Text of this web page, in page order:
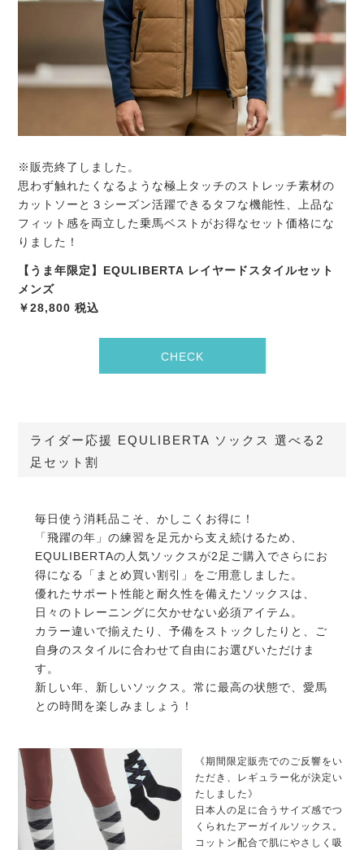
※販売終了しました。
思わず触れたくなるような極上タッチのストレッチ素材の
カットソーと３シーズン活躍できるタフな機能性、上品な
フィット感を両立した乗馬ベストがお得なセット価格にな
りました！
【うま年限定】EQULIBERTA レイヤードスタイルセット
メンズ
￥28,800 税込
CHECK
ライダー応援 EQULIBERTA ソックス 選べる2
足セット割
毎日使う消耗品こそ、かしこくお得に！
「飛躍の年」の練習を足元から支え続けるため、
EQULIBERTAの人気ソックスが2足ご購入でさらにお
得になる「まとめ買い割引」をご用意しました。
優れたサポート性能と耐久性を備えたソックスは、
日々のトレーニングに欠かせない必須アイテム。
カラー違いで揃えたり、予備をストックしたりと、ご
自身のスタイルに合わせて自由にお選びいただけま
す。
新しい年、新しいソックス。常に最高の状態で、愛馬
との時間を楽しみましょう！
《期間限定販売でのご反響をい
ただき、レギュラー化が決定い
たしました》
日本人の足に合うサイズ感でつ
くられたアーガイルソックス。
コットン配合で肌にやさしく吸